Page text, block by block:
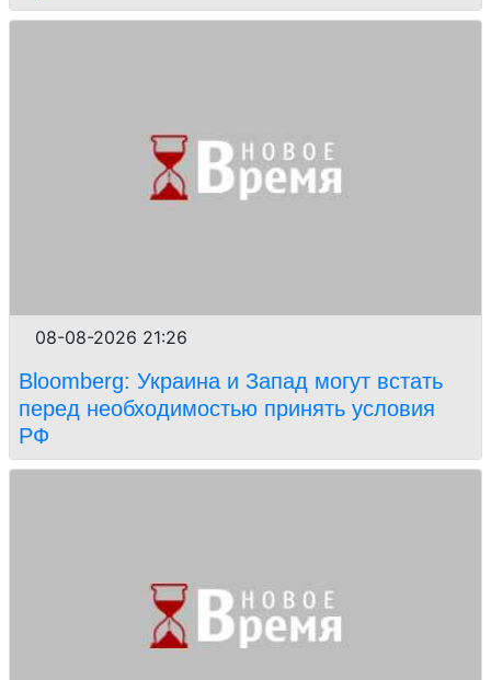
08-08-2026 21:26
Bloomberg: Украина и Запад могут встать
перед необходимостью принять условия
РФ